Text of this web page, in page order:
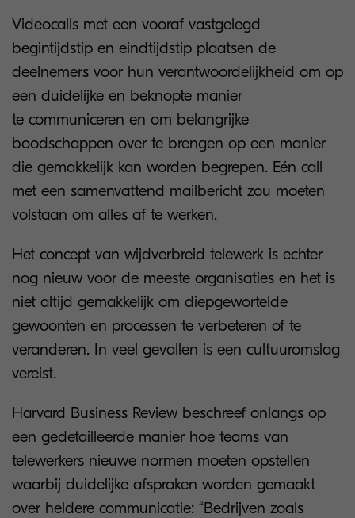
Videocalls met een vooraf vastgelegd
begintijdstip en eindtijdstip plaatsen de
deelnemers voor hun verantwoordelijkheid om op
een duidelijke en beknopte manier
te communiceren en om belangrijke
boodschappen over te brengen op een manier
die gemakkelijk kan worden begrepen. Eén call
met een samenvattend mailbericht zou moeten
volstaan om alles af te werken.
Het concept van wijdverbreid telewerk is echter
nog nieuw voor de meeste organisaties en het is
niet altijd gemakkelijk om diepgewortelde
gewoonten en processen te verbeteren of te
veranderen. In veel gevallen is een cultuuromslag
vereist.
Harvard Business Review beschreef onlangs op
een gedetailleerde manier hoe teams van
telewerkers nieuwe normen moeten opstellen
waarbij duidelijke afspraken worden gemaakt
over heldere communicatie: “Bedrijven zoals